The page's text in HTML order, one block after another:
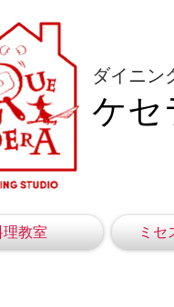
ダイニン
ケセ
理教室 ミセ